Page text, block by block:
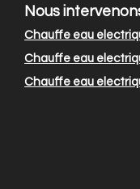
Nous
Chauffe eau
Chauffe eau
Chauffe eau